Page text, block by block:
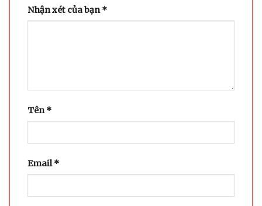
Nhận xét của bạn*
Tên*
Email*